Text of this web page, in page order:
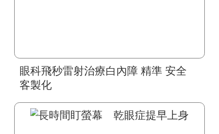
眼科飛秒雷射治療白內障 精準 安全
客製化